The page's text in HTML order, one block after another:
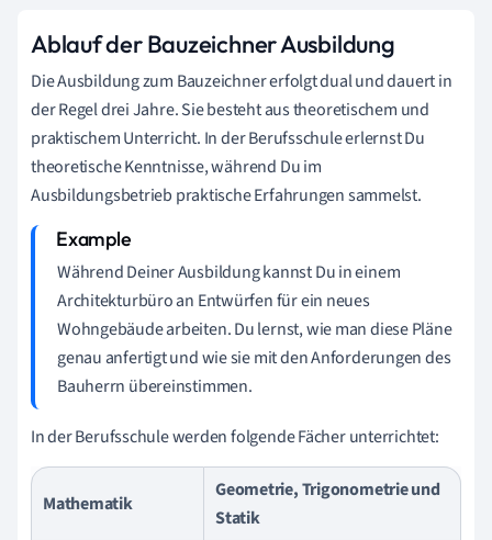
Ablauf der Bauzeichner Ausbildung
Die Ausbildung zum Bauzeichner erfolgt dual und dauert in
der Regel drei Jahre. Sie besteht aus theoretischem und
praktischem Unterricht. In der Berufsschule erlernst Du
theoretische Kenntnisse, während Du im
Ausbildungsbetrieb praktische Erfahrungen sammelst.
Während Deiner Ausbildung kannst Du in einem
Architekturbüro an Entwürfen für ein neues
Wohngebäude arbeiten. Du lernst, wie man diese Pläne
genau anfertigt und wie sie mit den Anforderungen des
Bauherrn übereinstimmen.
In der Berufsschule werden folgende Fächer unterrichtet:
Mathematik
Geometrie, Trigonometrie und
Statik